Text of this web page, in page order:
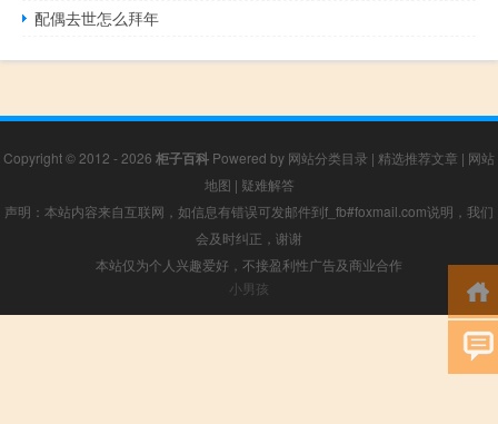
配偶去世怎么拜年
Copyright © 2012 - 2026 柜子百科 Powered by 网站分类目录 | 精选推荐文章 | 网站
地图 | 疑难解答
声明：本站内容来自互联网，如信息有错误可发邮件到f_fb#foxmail.com说明，我们
会及时纠正，谢谢
本站仅为个人兴趣爱好，不接盈利性广告及商业合作
小男孩